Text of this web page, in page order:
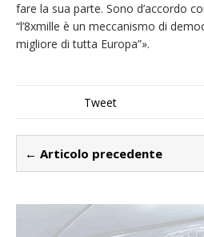
fare la sua parte. Sono d’accordo
“l’8xmille è un meccanismo di
migliore di tutta Europa”».
Tweet
← Articolo precedente